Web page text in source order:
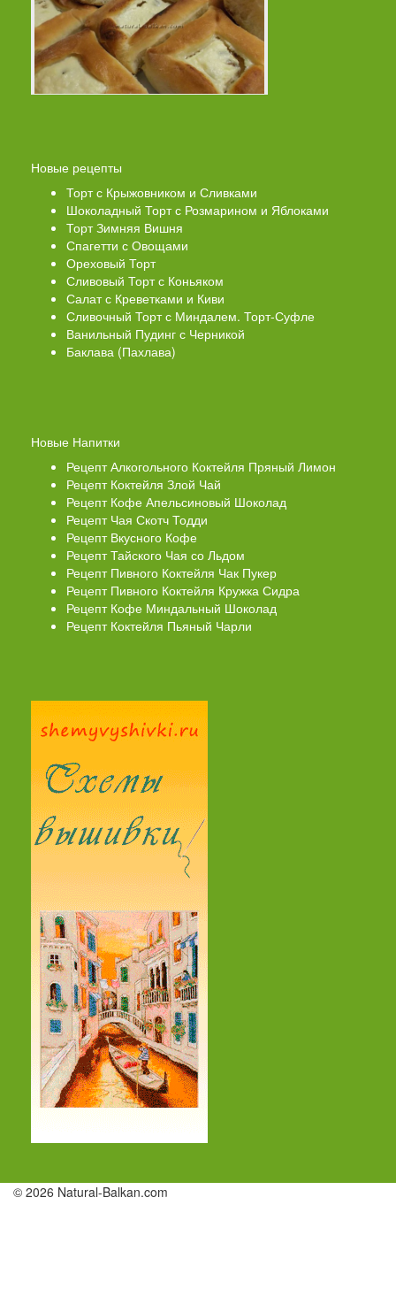
Новые рецепты
Торт с Крыжовником и Сливками
Шоколадный Торт с Розмарином и Яблоками
Торт Зимняя Вишня
Спагетти с Овощами
Ореховый Торт
Сливовый Торт с Коньяком
Салат с Креветками и Киви
Сливочный Торт с Миндалем. Торт-Суфле
Ванильный Пудинг с Черникой
Баклава (Пахлава)
Новые Напитки
Рецепт Алкогольного Коктейля Пряный Лимон
Рецепт Коктейля Злой Чай
Рецепт Кофе Апельсиновый Шоколад
Рецепт Чая Скотч Тодди
Рецепт Вкусного Кофе
Рецепт Тайского Чая со Льдом
Рецепт Пивного Коктейля Чак Пукер
Рецепт Пивного Коктейля Кружка Сидра
Рецепт Кофе Миндальный Шоколад
Рецепт Коктейля Пьяный Чарли
© 2026 Natural-Balkan.com